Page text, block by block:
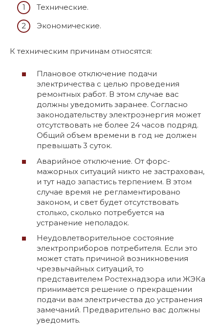
Технические.
Экономические.
К техническим причинам относятся:
Плановое отключение подачи
электричества с целью проведения
ремонтных работ. В этом случае вас
должны уведомить заранее. Согласно
законодательству электроэнергия может
отсутствовать не более 24 часов подряд.
Общий объем времени в год не должен
превышать 3 суток.
Аварийное отключение. От форс-
мажорных ситуаций никто не застрахован,
и тут надо запастись терпением. В этом
случае время не регламентировано
законом, и свет будет отсутствовать
столько, сколько потребуется на
устранение неполадок.
Неудовлетворительное состояние
электроприборов потребителя. Если это
может стать причиной возникновения
чрезвычайных ситуаций, то
представителем Ростехнадзора или ЖЭКа
принимается решение о прекращении
подачи вам электричества до устранения
замечаний. Предварительно вас должны
уведомить.